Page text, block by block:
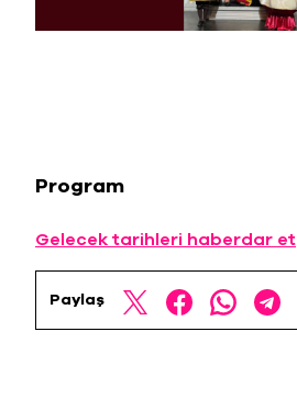
Program
Gelecek tarihleri haberdar et
Paylaş